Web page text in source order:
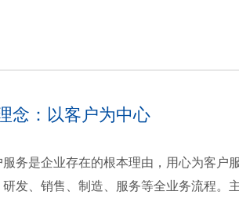
念：以客户为中心
是企业存在的根本理由，用心为客户
研发、销售、制造、服务等全业务流程。